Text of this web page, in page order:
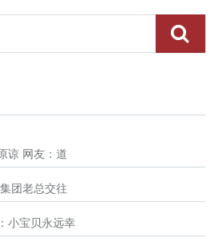
谅 网友：道
团老总交往
小宝贝永远幸